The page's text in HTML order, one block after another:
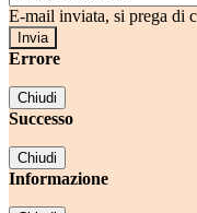
E-mail inviata, si prega di
Errore
Chiudi
Successo
Chiudi
Informazione